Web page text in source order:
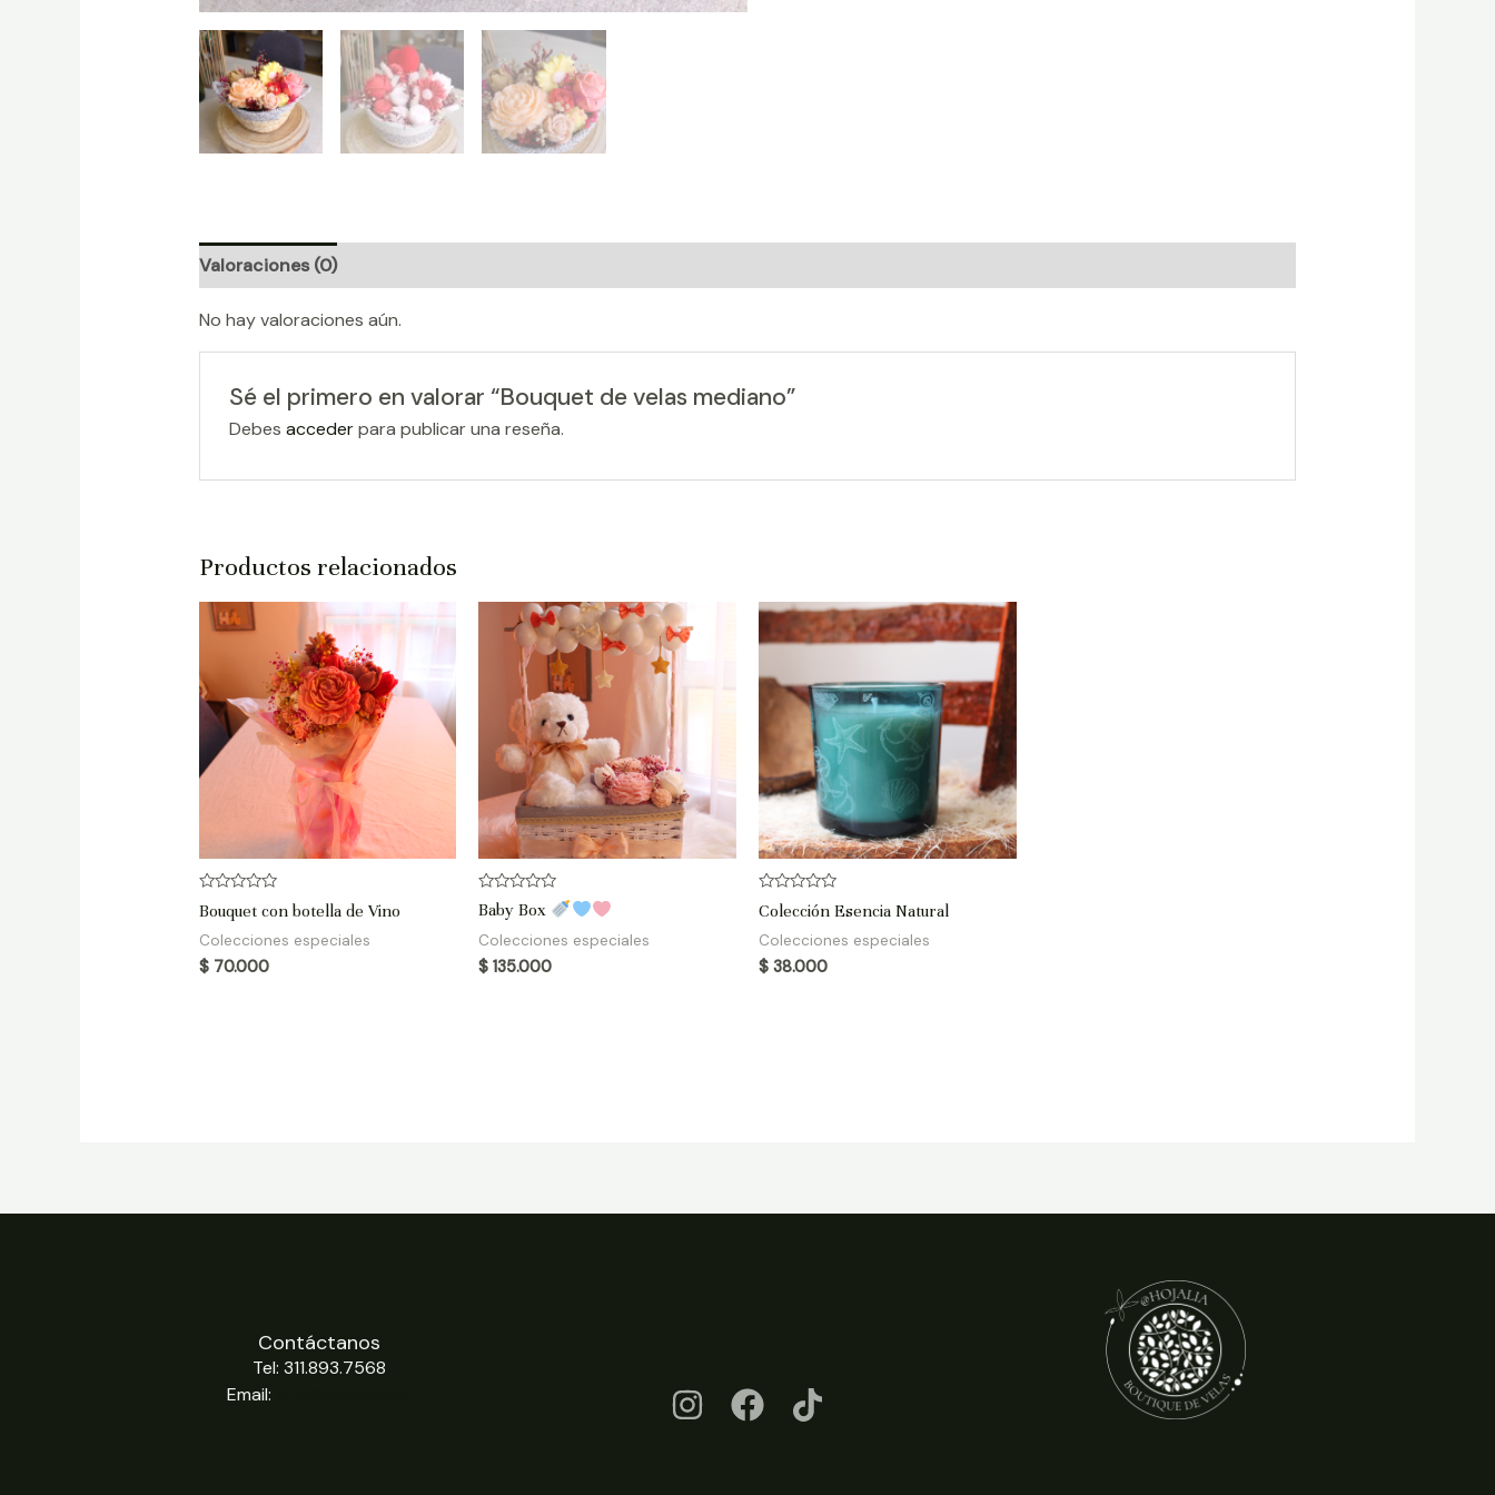
Valoraciones (0)
No hay valoraciones aún.
Sé el primero en valorar “Bouquet de velas mediano”
Debesaccederpara publicar una reseña.
Productos relacionados
Valorado
en
0
de
5
Bouquet con botella de Vino
Colecciones especiales
$70.000
Valorado
en
0
de
5
Baby Box
Colecciones especiales
$ 135.000
Valorado
en
0
de
5
Colección Esencia Natural
Colecciones especiales
$ 38.000
Contáctanos
Tel: 311.893.7568
Email: